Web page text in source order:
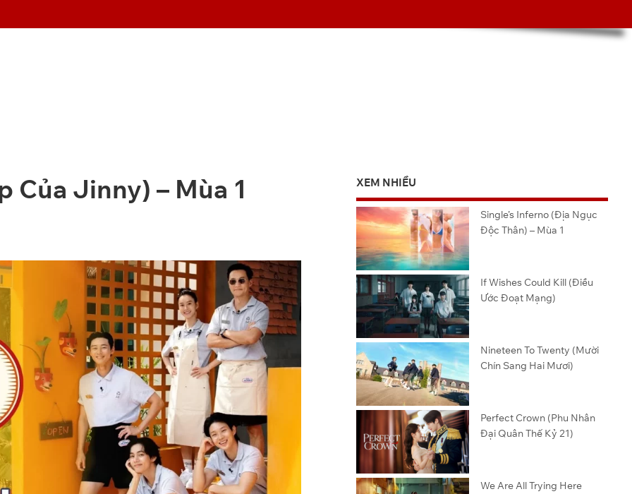
Của Jinny) – Mùa 1 XEM NHIỀU
Single’s Inferno (Địa Ngục
Độc Thân) – Mùa 1
If Wishes Could Kill (Điều
Ước Đoạt Mạng)
Nineteen To Twenty (Mười
Chín Sang Hai Mươi)
Perfect Crown (Phu Nhân
Đại Quân Thế Kỷ 21)
We Are All Trying Here